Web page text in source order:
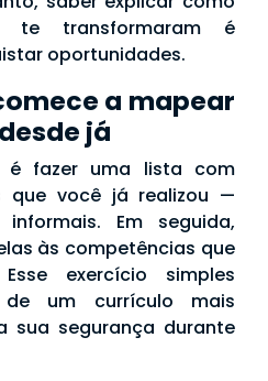
te transformaram é
oportunidades.
a mapear
já
é fazer uma lista com
que você já realizou —
Em seguida,
às competências que
exercício simples
um currículo mais
sua segurança durante